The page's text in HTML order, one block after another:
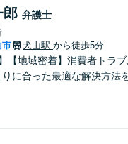
郎 弁護士
市 犬山駅 から徒歩5分
【地域密着】消費者トラ
に合った最適な解決方法